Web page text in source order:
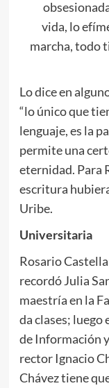
vida, lo
marcha, todo
Lo dice en
“lo único que
lenguaje, es la
permite una
eternidad. Para
escritura
Uribe.
Universitaria
Rosario
recordó Julia
maestría en la
da clases;
de Información
rector Ignacio
Chávez tiene